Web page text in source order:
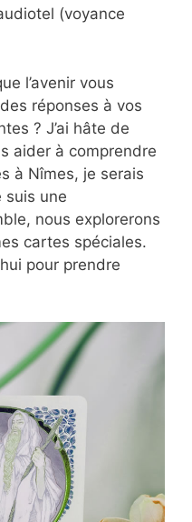
(voyance
l’avenir vous
réponses à vos
? J’ai hâte de
aider à comprendre
à Nîmes, je serais
suis une
nous explorerons
cartes spéciales.
pour prendre